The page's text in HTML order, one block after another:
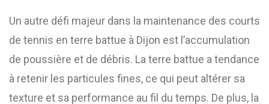
Un autre défi majeur dans la maintenance des courts
de tennis en terre battue à Dijon est l’accumulation
de poussière et de débris. La terre battue a tendance
à retenir les particules fines, ce qui peut altérer sa
texture et sa performance au fil du temps. De plus, la